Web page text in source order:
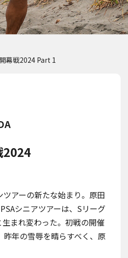
幕戦2024 Part 1
2024
ツアーの新たな始まり。原田
シニアツアーは、 Sリーグ
まれ変わった。初戦の開催
年の雪辱を晴らすべく、原